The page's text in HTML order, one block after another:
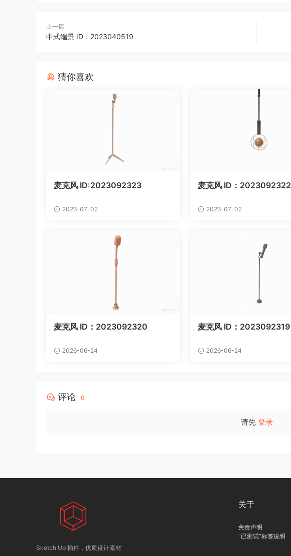
上一篇
中式端景 ID：2023040519
猜你喜欢
麦克风 ID:2023092323
2026-07-02
麦克风 ID：2023092322
2026-07-02
麦克风 ID：2023092320
2026-06-24
麦克风 ID：2023092319
2026-06-24
评论 0
请先 登录
Sketch Up 插件，优质设计素材
关于
免责声明
“已测试”标签说明